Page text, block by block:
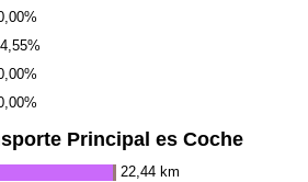
4,55%
Principal es Coche
22,44 km